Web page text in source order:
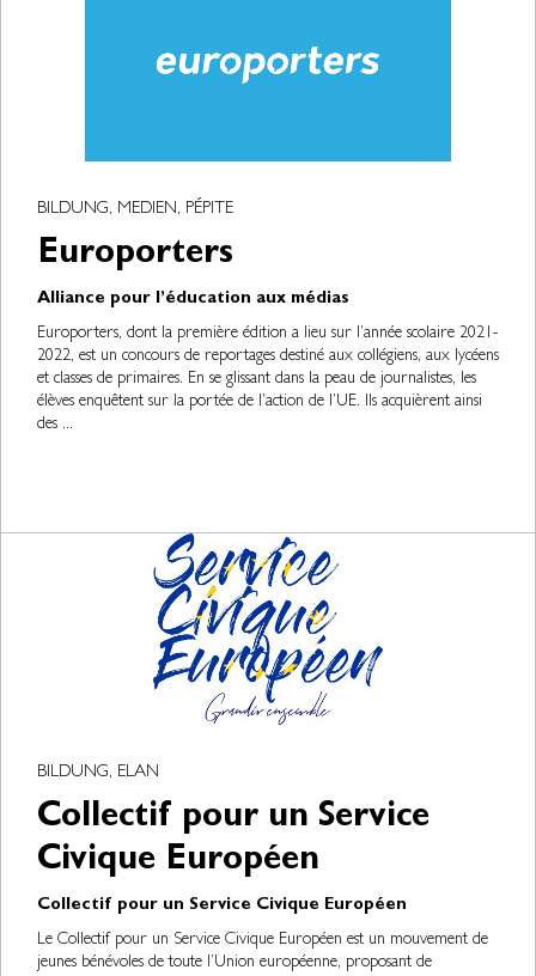
BILDUNG, MEDIEN, PÉPITE
Europorters
Alliance pour l’éducation aux médias
Europorters, dont la première édition a lieu sur l’année scolaire 2021-
2022, est un concours de reportages destiné aux collégiens, aux lycéens
et classes de primaires. En se glissant dans la peau de journalistes, les
élèves enquêtent sur la portée de l’action de l’UE. Ils acquièrent ainsi
des ...
BILDUNG, ELAN
Collectif pour un Service
Civique Européen
Collectif pour un Service Civique Européen
Le Collectif pour un Service Civique Européen est un mouvement de
jeunes bénévoles de toute l’Union européenne, proposant de